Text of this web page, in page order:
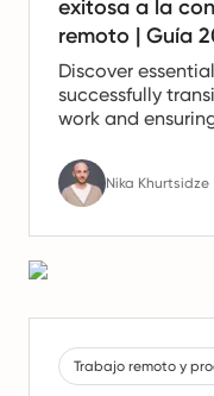
exitosa a la
remoto | Guía
Discover
successfully
work and
Nika Khurtsidze
Trabajo remoto y